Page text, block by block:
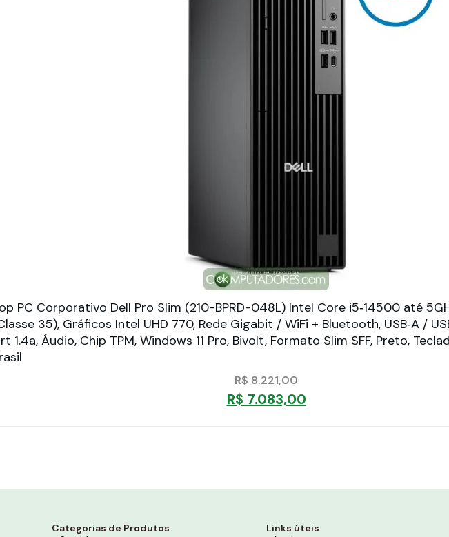
PC Corporativo Dell Pro Slim (210-BPRD-048L) Intel Core i5‑14500 até
35), Gráficos Intel UHD 770, Rede Gigabit / WiFi + Bluetooth, USB‑A /
1.4a, Áudio, Chip TPM, Windows 11 Pro, Bivolt, Formato Slim SFF, Preto,
R$8.221,00
R$ 7.083,00
Categorias de Produtos
Links úteis